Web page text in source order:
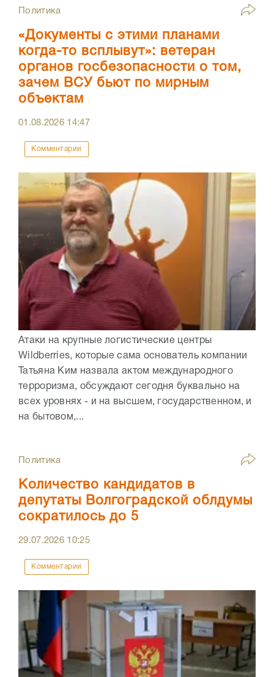
Политика
«Документы с этими планами
когда-то всплывут»: ветеран
органов госбезопасности о том,
зачем ВСУ бьют по мирным
объектам
01.08.2026 14:47
Комментарии
Атаки на крупные логистические центры
Wildberries, которые сама основатель компании
Татьяна Ким назвала актом международного
терроризма, обсуждают сегодня буквально на
всех уровнях - и на высшем, государственном, и
на бытовом,...
Политика
Количество кандидатов в
депутаты Волгоградской облдумы
сократилось до 5
29.07.2026 10:25
Комментарии